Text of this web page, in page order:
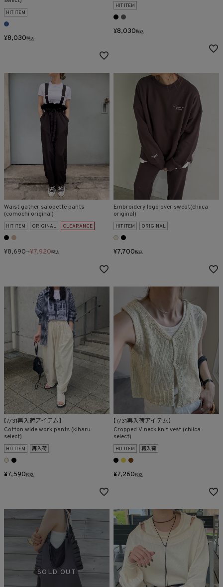
HIT ITEM
¥8,030税込
HIT ITEM
¥8,030税込
Waist gather salopette pants
(comochi original)
HIT ITEM ORIGINAL CLEARANCE
¥8,690→¥7,920税込
Embroidery logo over sweat(chiica
original)
HIT ITEM ORIGINAL
¥7,700税込
【7/31再入荷アイテム】
Cotton wide work pants (kiharu
select)
HIT ITEM 再入荷
¥7,590税込
【7/31再入荷アイテム】
Cropped V neck knit vest (chiica
select)
HIT ITEM 再入荷
¥7,260税込